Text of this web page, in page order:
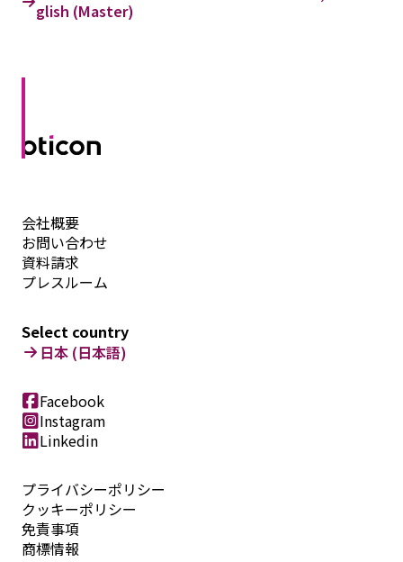
glish (Master)
会社概要
お問い合わせ
資料請求
プレスルーム
プライバシーポリシー
クッキーポリシー
免責事項
商標情報
Select country
日本 (日本語)
Facebook
Instagram
Linkedin